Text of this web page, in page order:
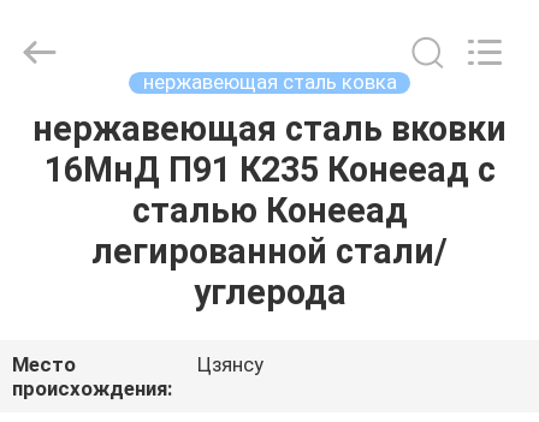
ДОМ
ПРОДУКТЫ
О
НАС
ENERGY
EQUIPMENT
Reserved.
нержавеющая сталь ковка
нержавеющая сталь вковки
16МнД П91 К235 Конееад с
сталью Конееад
легированной стали/
углерода
Место
происхождения:
Цзянсу